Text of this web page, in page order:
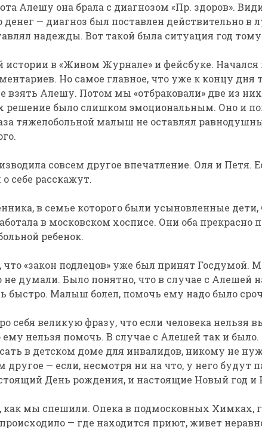
Алешу она брала с диагнозом «Пр. здоров».
денег — диагноз был поставлен действительно в
надежды. Вот такой была ситуация год тому
истории в «Живом Журнале» и фейсбуке.
Но самое главное, что уже к концу дня
взять Алешу. Потом мы «отбраковали» две из
решение было слишком эмоциональным. Оно и
тяжелобольной малыш не оставлял
совсем другое впечатление. Оля и Петя.
себе расскажут.
в семье которого были усыновленные дети,
в московском хосписе. Они оба прекрасно
ребенок.
что «закон подлецов» уже был принят Госдумой.
не думали. Было понятно, что в случае с Алешей
быстро. Малыш болел, помочь ему надо было
себя великую фразу, что если человека нельзя
ему нельзя помочь. В случае с Алешей так и было.
в детском доме для инвалидов, никому не
другое — если, несмотря ни на что, у него будут
День рождения, и настоящие Новый год и
как мы спешили. Опека в подмосковных Химках,
происходило — где находится приют, живет